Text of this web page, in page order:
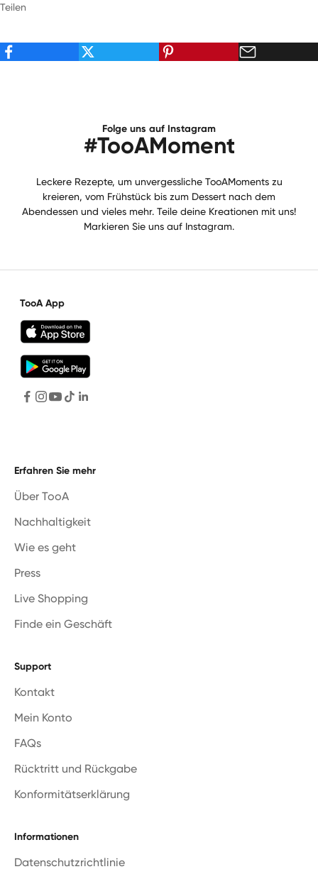
Teilen
Folge uns auf Instagram
#TooAMoment
Leckere Rezepte, um unvergessliche TooAMoments zu
kreieren, vom Frühstück bis zum Dessert nach dem
Abendessen und vieles mehr. Teile deine Kreationen mit uns!
Markieren Sie uns auf Instagram.
TooA App
Erfahren Sie mehr
Über TooA
Nachhaltigkeit
Wie es geht
Press
Live Shopping
Finde ein Geschäft
Support
Kontakt
Mein Konto
FAQs
Rücktritt und Rückgabe
Konformitätserklärung
Informationen
Datenschutzrichtlinie